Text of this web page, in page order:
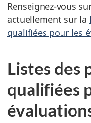
Renseignez-vous
actuellement sur la
qualifiées pour les
Listes des
qualifiées